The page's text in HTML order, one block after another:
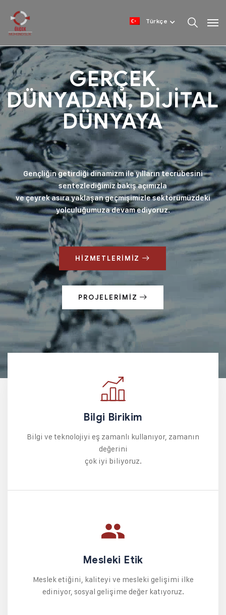
Türkçe
GERÇEK
DÜNYADAN, DİJİTAL
DÜNYAYA
Gençliğin getirdiği dinamizm ile yılların tecrübesini
sentezlediğimiz bakış açımızla
ve çeyrek asıra yaklaşan geçmişimizle sektörümüzdeki
yolculuğumuza devam ediyoruz.
HİZMETLERİMİZ
PROJELERİMİZ
Bilgi Birikim
Bilgi ve teknolojiyi eş zamanlı kullanıyor, zamanın
değerini
çok iyi biliyoruz.
Mesleki Etik
Meslek etiğini, kaliteyi ve mesleki gelişimi ilke
ediniyor, sosyal gelişime değer katıyoruz.